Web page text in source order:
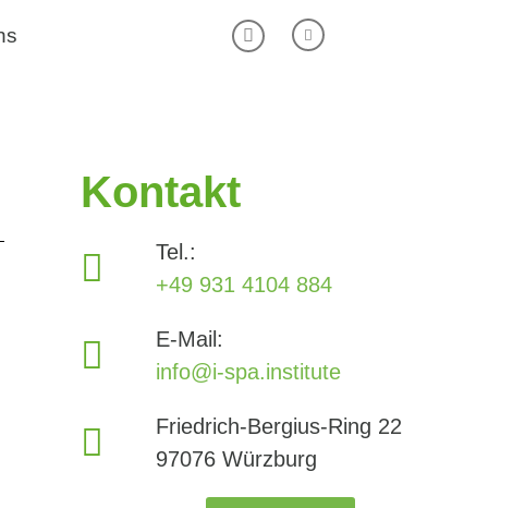
Kontakt
Tel.:
+49 931 4104 884
E-Mail:
info@i-spa.institute
Friedrich-Bergius-Ring 22
97076 Würzburg